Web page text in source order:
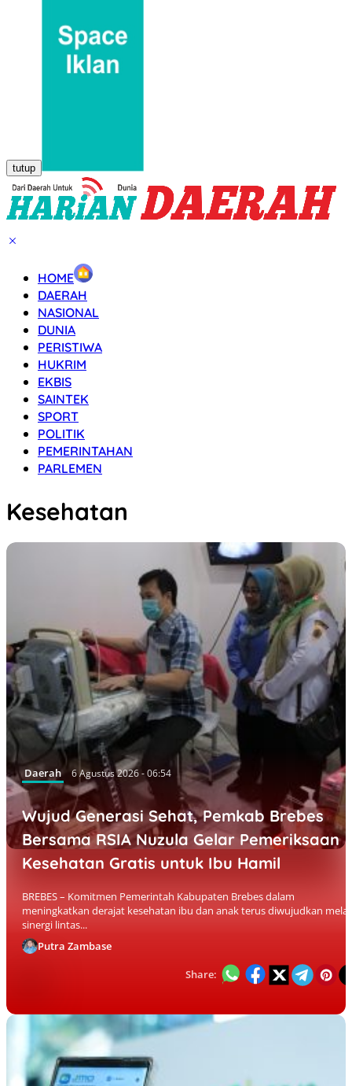
tutup
HOME
DAERAH
NASIONAL
DUNIA
PERISTIWA
HUKRIM
EKBIS
SAINTEK
SPORT
POLITIK
PEMERINTAHAN
PARLEMEN
Kesehatan
Daerah 6 Agustus 2026 - 06:54
Wujud Generasi Sehat, Pemkab Brebes
Bersama RSIA Nuzula Gelar Pemeriksaan
Kesehatan Gratis untuk Ibu Hamil
BREBES – Komitmen Pemerintah Kabupaten Brebes dalam
meningkatkan derajat kesehatan ibu dan anak terus diwujudkan
sinergi lintas...
Putra Zambase
Share: